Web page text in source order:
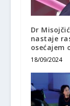
Dr
nastaje
osećajem
18/09/2024